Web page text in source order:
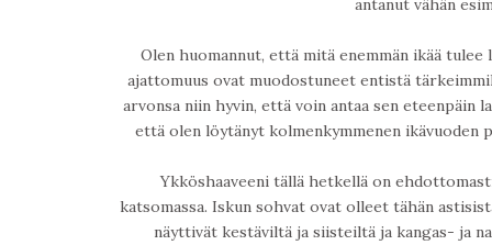
Olen huomannut, että mitä enemmän ikää tulee
ajattomuus ovat muodostuneet entistä
arvonsa niin hyvin, että voin antaa sen eteenpäin
että olen löytänyt kolmenkymmenen ikävuoden
Ykköshaaveeni tällä hetkellä on
katsomassa. Iskun sohvat ovat olleet tähän
näyttivät kestäviltä ja siisteiltä ja kangas- ja